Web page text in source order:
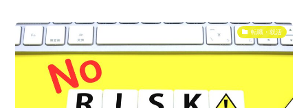
転職・就活